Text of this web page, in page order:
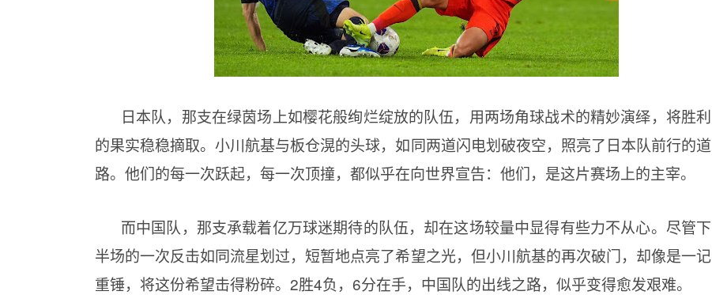
日本队，那支在绿茵场上如樱花般绚烂绽放的队伍，用两场角球战术的精妙演绎，将胜利
的果实稳稳摘取。小川航基与板仓滉的头球，如同两道闪电划破夜空，照亮了日本队前行的道
路。他们的每一次跃起，每一次顶撞，都似乎在向世界宣告：他们，是这片赛场上的主宰。
而中国队，那支承载着亿万球迷期待的队伍，却在这场较量中显得有些力不从心。尽管下
半场的一次反击如同流星划过，短暂地点亮了希望之光，但小川航基的再次破门，却像是一记
重锤，将这份希望击得粉碎。2胜4负，6分在手，中国队的出线之路，似乎变得愈发艰难。